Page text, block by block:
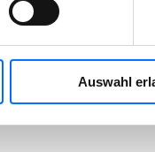
Auswahl
Die Stadtwerke Meran
weiter aus. Am Vigil-